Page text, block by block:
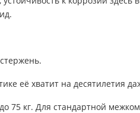
её хватит на десятилетия
75 кг. Для стандартной